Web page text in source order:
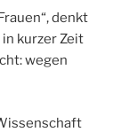
denkt
in kurzer Zeit
wegen